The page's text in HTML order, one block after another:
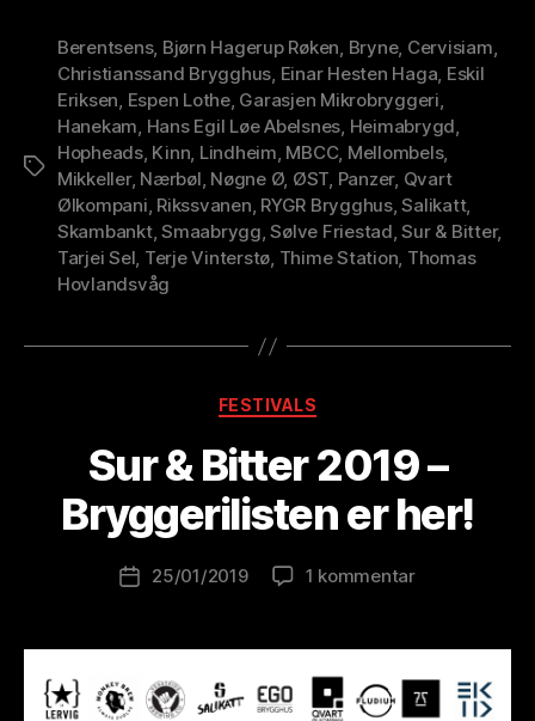
Stikkord
Berentsens, Bjørn Hagerup Røken, Bryne, Cervisiam,
Christianssand Brygghus, Einar Hesten Haga, Eskil
Eriksen, Espen Lothe, Garasjen Mikrobryggeri,
Hanekam, Hans Egil Løe Abelsnes, Heimabrygd,
Hopheads, Kinn, Lindheim, MBCC, Mellombels,
Mikkeller, Nærbøl, Nøgne Ø, ØST, Panzer, Qvart
Ølkompani, Rikssvanen, RYGR Brygghus,Salikatt,
Skambankt,Smaabrygg,Sølve Friestad,Sur & Bitter,
Tarjei Sel, Terje Vinterstø, Thime Station, Thomas
Hovlandsvåg
Kategorier
FESTIVALS
Sur & Bitter 2019 –
Bryggerilisten er her!
Innleggsforfatter
v
r
w
l
o
n
is
Publiseringsdato
25/01/2019 1 kommentartil
Bitter
2019
–